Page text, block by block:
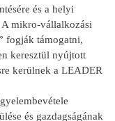
és a helyi
A mikro-vállalkozási
fogják támogatni,
keresztül nyújtott
kerülnek a LEADER
és gazdagságának